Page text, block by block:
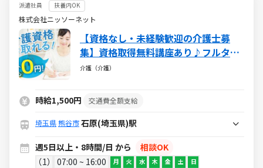
派遣社員 扶養内OK
株式会社ニッソーネット
【資格なし・未経験歓迎の介護士募
集】資格取得無料講座あり♪フルタイ
ムで稼げる♪
介護（介護）
時給1,500円 交通費全額支給
埼玉県熊谷市石原(埼玉県)駅
週5日以上・8時間/日 から
相談OK
1
07:00 ~ 16:00 月 火 水 木 金 土 日